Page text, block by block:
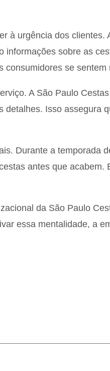
à urgência dos clientes.
sobre as
se
A São Paulo
Isso assegura
Durante a temporada
antes que acabem.
da São Paulo
essa mentalidade, a